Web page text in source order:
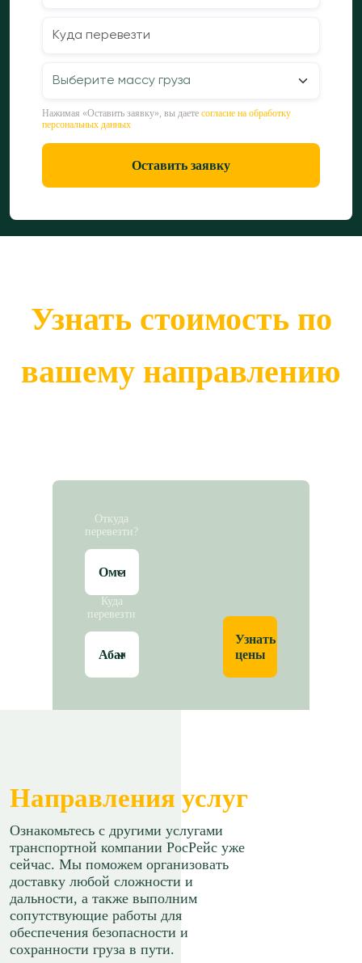
Нажимая «Оставить заявку», вы даете согласие на обработку
персональных данных
Оставить заявку
Узнать стоимость по
вашему направлению
Откуда
перевезти?
Куда
перевезти
Узнать
цены
Направления услуг
Ознакомьтесь с другими услугами
транспортной компании РосРейс уже
сейчас. Мы поможем организовать
доставку любой сложности и
дальности, а также выполним
сопутствующие работы для
обеспечения безопасности и
сохранности груза в пути.